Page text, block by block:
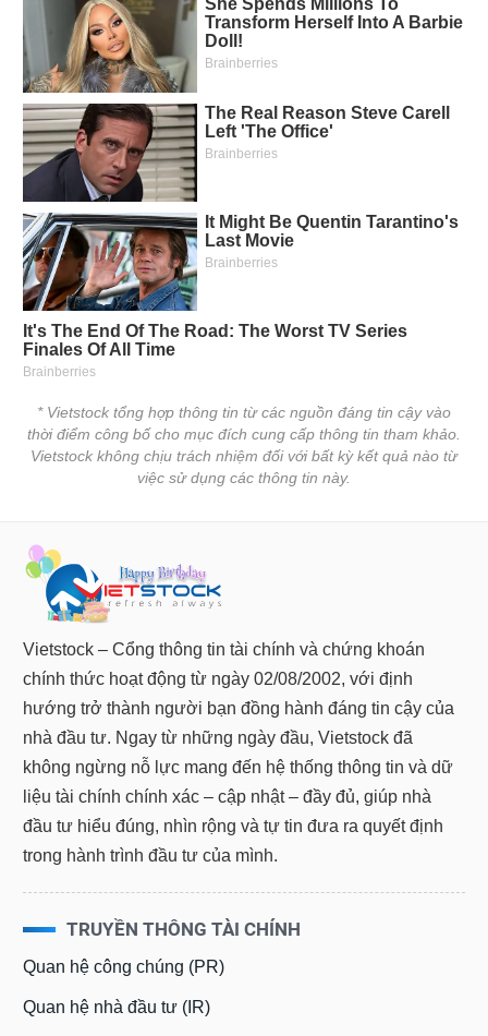
* Vietstock tổng hợp thông tin từ các nguồn đáng tin cậy vào
thời điểm công bố cho mục đích cung cấp thông tin tham khảo.
Vietstock không chịu trách nhiệm đối với bất kỳ kết quả nào từ
việc sử dụng các thông tin này.
Vietstock – Cổng thông tin tài chính và chứng khoán
chính thức hoạt động từ ngày 02/08/2002, với định
hướng trở thành người bạn đồng hành đáng tin cậy của
nhà đầu tư. Ngay từ những ngày đầu, Vietstock đã
không ngừng nỗ lực mang đến hệ thống thông tin và dữ
liệu tài chính chính xác – cập nhật – đầy đủ, giúp nhà
đầu tư hiểu đúng, nhìn rộng và tự tin đưa ra quyết định
trong hành trình đầu tư của mình.
TRUYỀN THÔNG TÀI CHÍNH
Quan hệ công chúng (PR)
Quan hệ nhà đầu tư (IR)